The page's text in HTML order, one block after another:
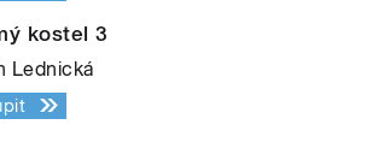
kostel 3
Lednická